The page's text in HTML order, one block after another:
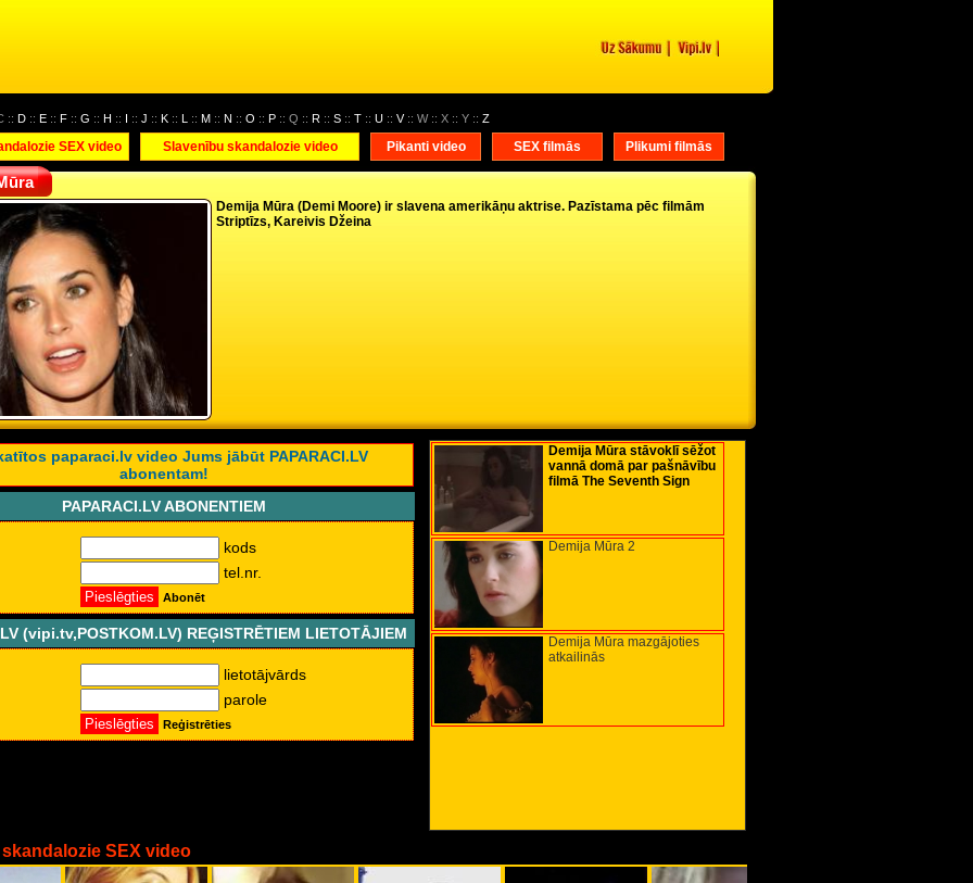
:: D :: E :: F :: G :: H :: I :: J :: K :: L :: M :: N :: O :: P :: Q :: R :: S :: T :: U :: V:: W :: X :: Y :: Z
SEX video Slavenību skandalozie video Pikanti video SEX filmās Plikumi filmās
Demija Mūra (Demi Moore) ir slavena amerikāņu aktrise. Pazīstama pēc filmām
Striptīzs, Kareivis Džeina
paparaci.lv video Jums jābūt PAPARACI.LV
abonentam!
PAPARACI.LV ABONENTIEM
kods
tel.nr.
Abonēt
(vipi.tv,POSTKOM.LV) REĢISTRĒTIEM LIETOTĀJIEM
lietotājvārds
parole
Reģistrēties
Demija Mūra stāvoklī sēžot
vannā domā par pašnāvību
filmā The Seventh Sign
Demija Mūra 2
Demija Mūra mazgājoties
atkailinās
SEX video